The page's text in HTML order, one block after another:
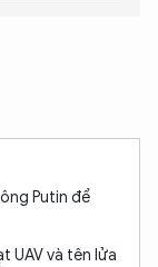
Putin để
UAV và tên lửa